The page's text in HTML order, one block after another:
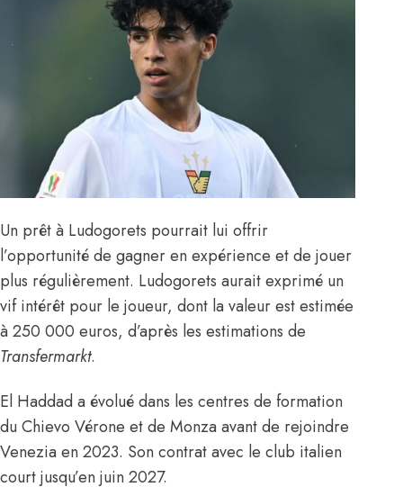
Un prêt à Ludogorets pourrait lui offrir
l’opportunité de gagner en expérience et de jouer
plus régulièrement. Ludogorets aurait exprimé un
vif intérêt pour le joueur, dont la valeur est estimée
à 250 000 euros, d’après les estimations de
Transfermarkt.
El Haddad a évolué dans les centres de formation
du Chievo Vérone et de Monza avant de rejoindre
Venezia en 2023. Son contrat avec le club italien
court jusqu’en juin 2027.